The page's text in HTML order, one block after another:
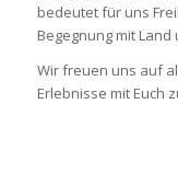
bedeutet für uns
Begegnung mit Land
Wir freuen uns auf
Erlebnisse mit Euch